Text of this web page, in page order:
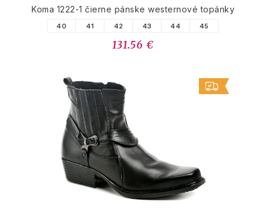
Koma 1222-1 čierne pánske westernové topánky
40 41 42 43 44 45
131.56 €